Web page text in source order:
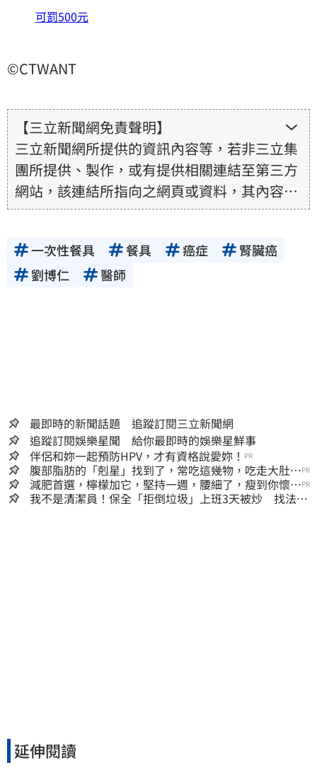
可罰500元
©CTWANT
【三立新聞網免責聲明】
三立新聞網所提供的資訊內容等，若非三立集
團所提供、製作，或有提供相關連結至第三方
網站，該連結所指向之網頁或資料，其內容均
為所連結網站提供，相關權利均為該網站、內
其真實性、正確性、即時性、完整性或合法
性。三立新聞網所提供的資訊內容，若其著作
一次性餐具 餐具 癌症
腎臟癌
劉博仁
醫師
最即時的新聞話題 追蹤訂閱三立新聞網
追蹤訂閱娛樂星聞 給你最即時的娛樂星鮮事
伴侶和妳一起預防HPV，才有資格說愛妳！ PR
腹部脂肪的「剋星」找到了，常吃這幾物，吃走大肚
囊，瘦出小蠻腰
PR
減肥首選，檸檬加它，堅持一週，腰細了，瘦到你懷疑
人生
PR
我不是清潔員！保全「拒倒垃圾」上班3天被炒 找法院
延伸閱讀